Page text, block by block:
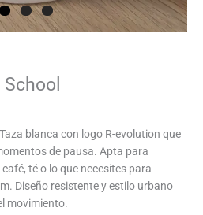
blanca con logo R-evolution que
de pausa. Apta para
té o lo que necesites para
Diseño resistente y estilo urbano
movimiento.